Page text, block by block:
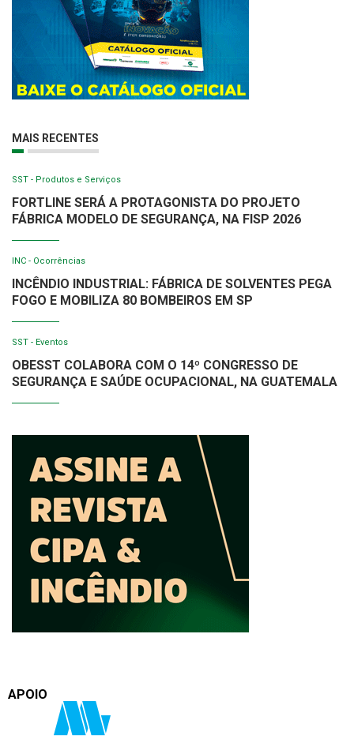
MAIS RECENTES
SST - Produtos e Serviços
FORTLINE SERÁ A PROTAGONISTA DO PROJETO
FÁBRICA MODELO DE SEGURANÇA, NA FISP 2026
INC - Ocorrências
INCÊNDIO INDUSTRIAL: FÁBRICA DE SOLVENTES PEGA
FOGO E MOBILIZA 80 BOMBEIROS EM SP
SST - Eventos
OBESST COLABORA COM O 14º CONGRESSO DE
SEGURANÇA E SAÚDE OCUPACIONAL, NA GUATEMALA
APOIO